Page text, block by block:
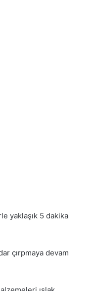
yaklaşık 5 dakika
çırpmaya devam